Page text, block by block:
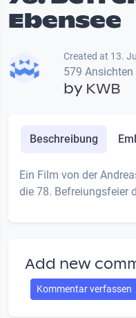
Ebensee
Created at 13.
579 Ansichten
by KWB
Beschreibung
Ein Film von der
die 78. Befreiungsfeier
Add new
Kommentar verfassen